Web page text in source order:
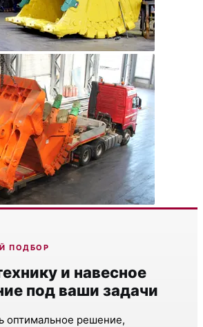
ПОДБОР
и навесное
под ваши задачи
оптимальное решение,